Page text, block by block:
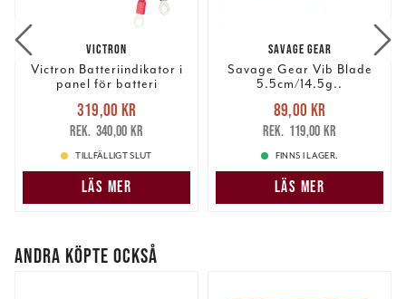
VICTRON
Victron Batteriindikator i
panel för batteri
Nuvarande pris
319,00 krTidigare pris
340,00 kr
319,00 kr
340,00 kr
TILLFÄLLIGT SLUT
LÄS MER
SAVAGE GEAR
Savage Gear Vib Blade
5.5cm/14.5g..
Nuvarande pris
89,00 krTidigare pris
119,00 kr
89,00 kr
119,00 kr
FINNS I LAGER.
LÄS MER
ANDRA KÖPTE OCKSÅ